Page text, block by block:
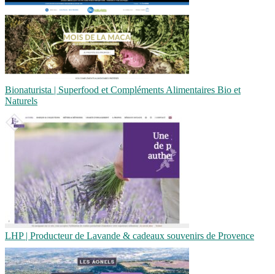
Bionaturista | Superfood et Compléments Alimentaires Bio et
Naturels
LHP | Producteur de Lavande & cadeaux souvenirs de Provence